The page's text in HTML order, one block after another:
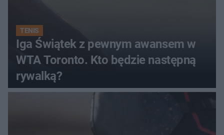
TENIS
Iga Świątek z pewnym awansem w
WTA Toronto. Kto będzie następną
rywalką?